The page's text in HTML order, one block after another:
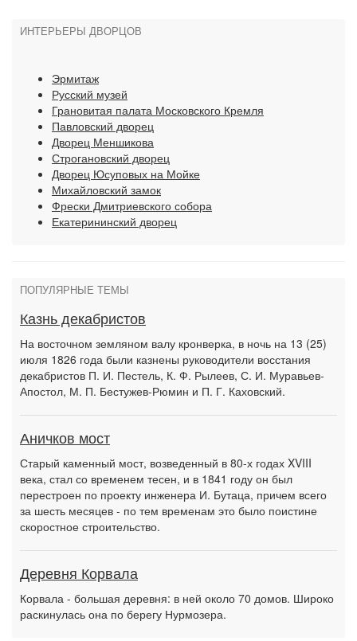
ИНТЕРЬЕРЫ ДВОРЦОВ
Эрмитаж
Русский музей
Грановитая палата Московского Кремля
Павловский дворец
Дворец Меншикова
Строгановский дворец
Дворец Юсуповых на Мойке
Михайловский замок
Фрески Дмитриевского собора
Екатерининский дворец
ПОПУЛЯРНЫЕ ТЕМЫ
Казнь декабристов
На восточном земляном валу кронверка, в ночь на 13 (25)
июля 1826 года были казнены руководители восстания
декабристов П. И. Пестель, К. Ф. Рылеев, С. И. Муравьев-
Апостол, М. П. Бестужев-Рюмин и П. Г. Каховский.
Аничков мост
Старый каменный мост, возведенный в 80-х годах XVIII
века, стал со временем тесен, и в 1841 году он был
перестроен по проекту инженера И. Бутаца, причем всего
за шесть месяцев - по тем временам это было поистине
скоростное строительство.
Деревня Корвала
Корвала - большая деревня: в ней около 70 домов. Широко
раскинулась она по берегу Нурмозера.